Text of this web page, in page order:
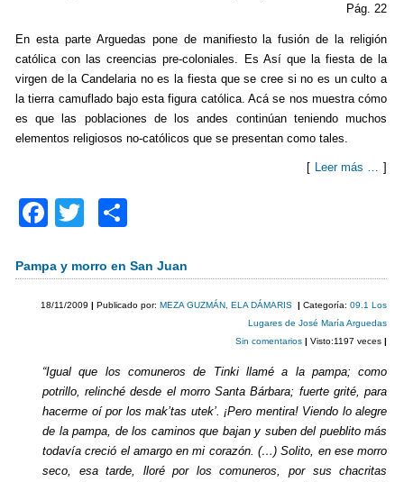
Pág. 22
En esta parte Arguedas pone de manifiesto la fusión de la religión
católica con las creencias pre-coloniales. Es Así que la fiesta de la
virgen de la Candelaria no es la fiesta que se cree si no es un culto a
la tierra camuflado bajo esta figura católica. Acá se nos muestra cómo
es que las poblaciones de los andes continúan teniendo muchos
elementos religiosos no-católicos que se presentan como tales.
[ Leer más … ]
F
c
e
o
k
tt
er
m
p
Pampa y morro en San Juan
18/11/2009 | Publicado por:MEZA GUZMÁN, ELA DÁMARIS |Categoría:09.1 Los
Lugares de José María Arguedas
Sin comentarios| Visto:1197 veces|
“Igual que los comuneros de Tinki llamé a la pampa; como
potrillo, relinché desde el morro Santa Bárbara; fuerte grité, para
hacerme oí por los mak’tas utek’. ¡Pero mentira! Viendo lo alegre
de la pampa, de los caminos que bajan y suben del pueblito más
todavía creció el amargo en mi corazón. (…) Solito, en ese morro
seco, esa tarde, lloré por los comuneros, por sus chacritas